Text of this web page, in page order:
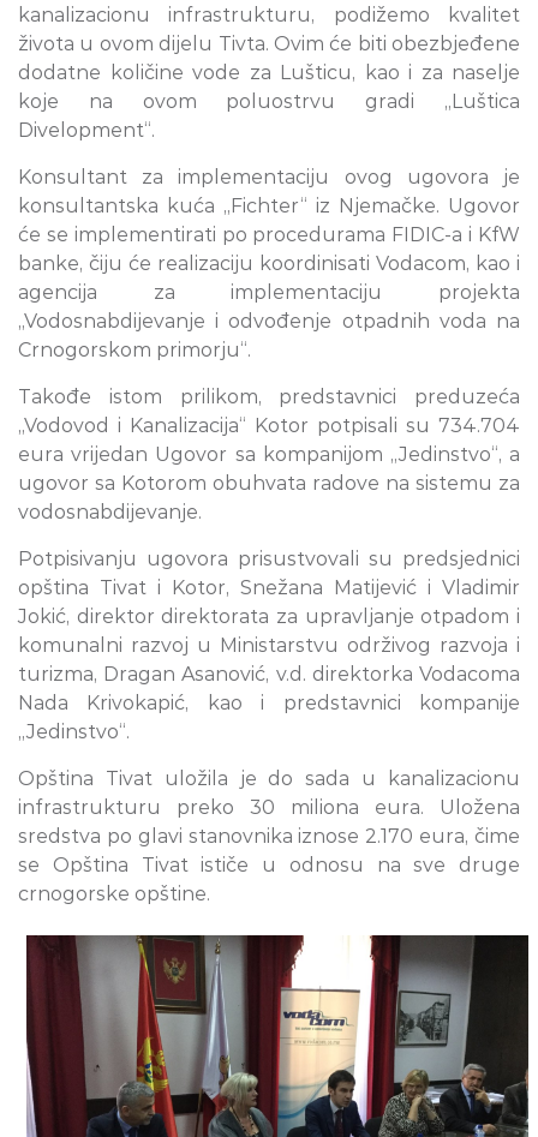
kanalizacionu infrastrukturu, podižemo kvalitet
života u ovom dijelu Tivta. Ovim će biti obezbjeđene
dodatne količine vode za Lušticu, kao i za naselje
koje na ovom poluostrvu gradi „Luštica
Divelopment“.
Konsultant za implementaciju ovog ugovora je
konsultantska kuća „Fichter“ iz Njemačke. Ugovor
će se implementirati po procedurama FIDIC-a i KfW
banke, čiju će realizaciju koordinisati Vodacom, kao i
agencija za implementaciju projekta
„Vodosnabdijevanje i odvođenje otpadnih voda na
Crnogorskom primorju“.
Takođe istom prilikom, predstavnici preduzeća
„Vodovod i Kanalizacija“ Kotor potpisali su 734.704
eura vrijedan Ugovor sa kompanijom „Jedinstvo“, a
ugovor sa Kotorom obuhvata radove na sistemu za
vodosnabdijevanje.
Potpisivanju ugovora prisustvovali su predsjednici
opština Tivat i Kotor, Snežana Matijević i Vladimir
Jokić, direktor direktorata za upravljanje otpadom i
komunalni razvoj u Ministarstvu održivog razvoja i
turizma, Dragan Asanović, v.d. direktorka Vodacoma
Nada Krivokapić, kao i predstavnici kompanije
„Jedinstvo“.
Opština Tivat uložila je do sada u kanalizacionu
infrastrukturu preko 30 miliona eura. Uložena
sredstva po glavi stanovnika iznose 2.170 eura, čime
se Opština Tivat ističe u odnosu na sve druge
crnogorske opštine.